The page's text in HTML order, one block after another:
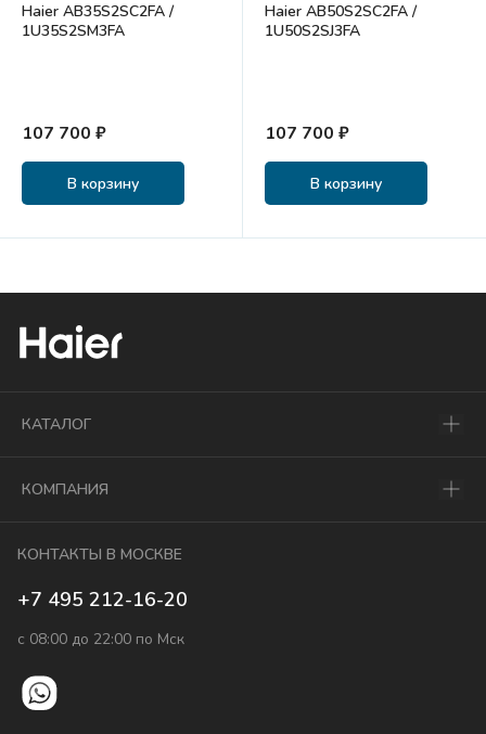
Haier AB35S2SC2FA /
1U35S2SM3FA
107 700 ₽
В корзину
Haier AB50S2SC2FA /
1U50S2SJ3FA
107 700 ₽
В корзину
КАТАЛОГ
КОМПАНИЯ
КОНТАКТЫ В МОСКВЕ
+7 495 212-16-20
с 08:00 до 22:00 по Мск